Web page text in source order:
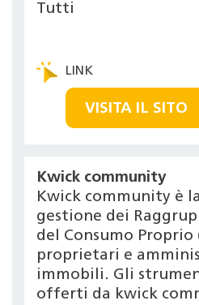
Tutti
VISITA IL SITO
Kwick community
Kwick community è
gestione dei
del Consumo Proprio
proprietari e
immobili. Gli
offerti da kwick